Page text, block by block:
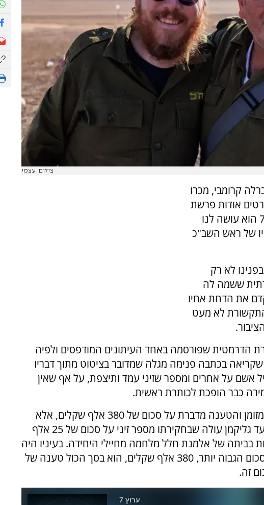
צילום: עצמי
קרומבי, מכרו
אודות פרשת
בצלאל זיני והחשדות נגדו. בראיון לערוץ 7 הוא עושה לנו
של ראש השב"כ
לא רק
ששמה לה
את הדחת אחיו
לא מעט
הדרמטית שפורסמה באחד העיתונים המודפסים ולפיה
בכתבה פנימה מגלה שמדובר בציטוט מתוך דבריו
על אחרים ומספר שזיני עמד ותיצפת, על אף שאין
כבר הופכת לכותרת ראשית.
במקרה אחר נכתב שזיני קיבל לידיו כסף מזומן והטענה מדברת על סכום של 380 אלף שקלים, אלא
שמתמלילי החקירה שפורסמו על ידי אביעד גליקמן עולה שבחקירתו מספר זיני על סכום של 25 אלף
של אלמנת חלל מלחמה מחיילי היחידה. בעיניו היה
מדובר בסכום שהגיע ליחידה כתרומה. הסכום הגבוה יותר, 380 אלף שקלים, הוא בסך הכול טענה של
זה.